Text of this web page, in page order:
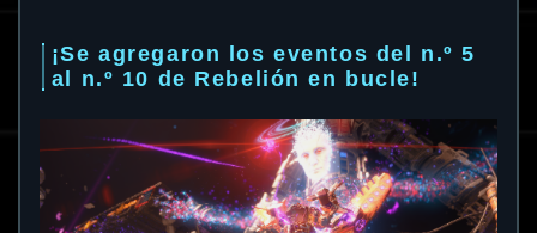
¡Se agregaron los eventos del n.º 5
al n.º 10 de Rebelión en bucle!